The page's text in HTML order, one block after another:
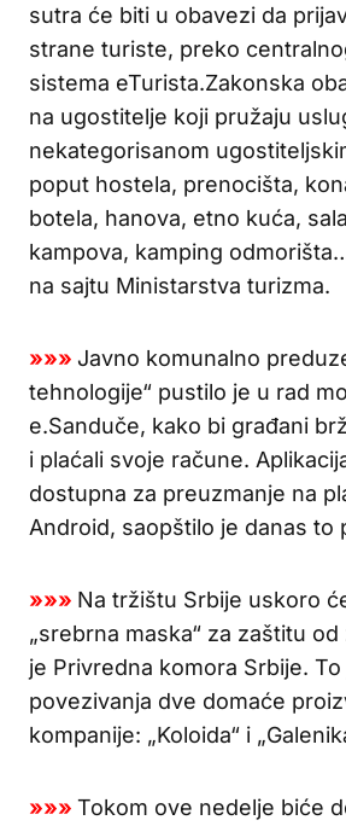
sutra će biti u obavezi da
strane turiste, preko
sistema eTurista.Zakonska
na ugostitelje koji pružaju
nekategorisanom
poput hostela, prenocišta,
botela, hanova, etno kuća,
kampova, kamping
na sajtu Ministarstva turizma.
»»» Javno komunalno
tehnologije“ pustilo je u rad
e.Sanduče, kako bi građani
i plaćali svoje račune.
dostupna za preuzmanje na
Android, saopštilo je danas to
»»» Na tržištu Srbije uskoro
„srebrna maska“ za zaštitu
je Privredna komora Srbije.
povezivanja dve domaće
kompanije: „Koloida“ i
»»» Tokom ove nedelje biće